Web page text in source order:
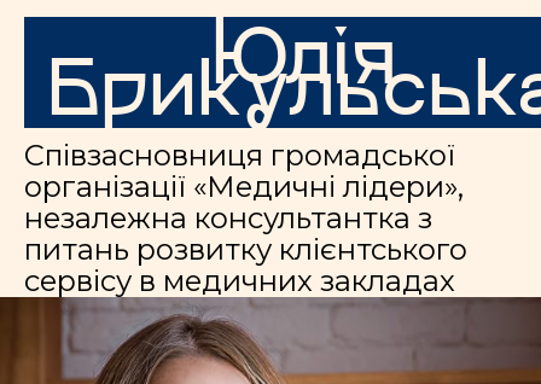
Юлія
Співзасновниця громадської
організації «Медичні лідери»,
незалежна консультантка з
питань розвитку клієнтського
сервісу в медичних закладах